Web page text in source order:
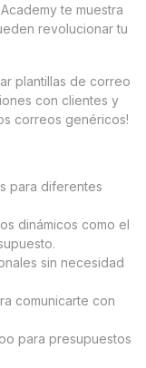
te muestra
revolucionar tu
plantillas de correo
con clientes y
correos genéricos!
para diferentes
dinámicos como el
sin necesidad
comunicarte con
para presupuestos